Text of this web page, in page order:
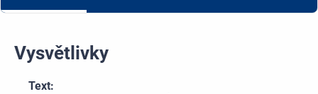
Vysvětlivky
Text: